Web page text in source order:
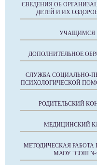
СВЕДЕНИЯ ОБ
ДЕТЕЙ И ИХ
УЧАЩИМСЯ
ДОПОЛНИТЕЛЬНОЕ
СЛУЖБА СОЦИАЛЬНО-
ПСИХОЛОГИЧЕСКОЙ
РОДИТЕЛЬСКИЙ
МЕДИЦИНСКИЙ
МЕТОДИЧЕСКАЯ РАБОТА
МАОУ "СОШ